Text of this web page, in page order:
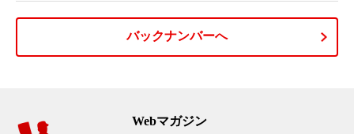
バックナンバーへ
Webマガジン